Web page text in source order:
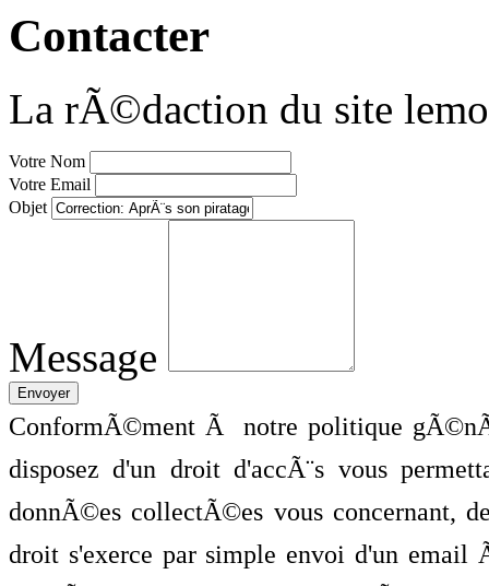
Contacter
La rÃ©daction du site
Votre Nom
Votre Email
Objet
Message
ConformÃ©ment Ã notre politique
disposez d'un droit d'accÃ¨s vous
donnÃ©es collectÃ©es vous concernant,
droit s'exerce par simple envoi d'un